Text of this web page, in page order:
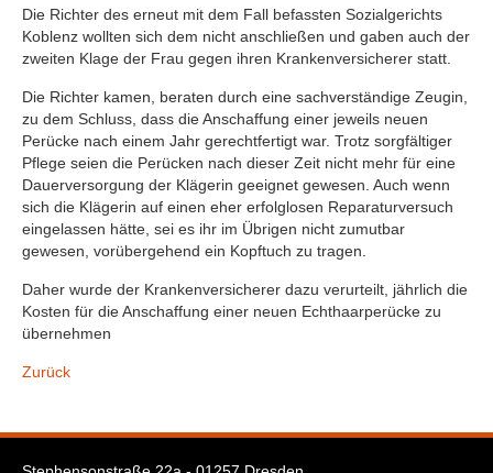
Die Richter des erneut mit dem Fall befassten Sozialgerichts
Koblenz wollten sich dem nicht anschließen und gaben auch der
zweiten Klage der Frau gegen ihren Krankenversicherer statt.
Die Richter kamen, beraten durch eine sachverständige Zeugin,
zu dem Schluss, dass die Anschaffung einer jeweils neuen
Perücke nach einem Jahr gerechtfertigt war. Trotz sorgfältiger
Pflege seien die Perücken nach dieser Zeit nicht mehr für eine
Dauerversorgung der Klägerin geeignet gewesen. Auch wenn
sich die Klägerin auf einen eher erfolglosen Reparaturversuch
eingelassen hätte, sei es ihr im Übrigen nicht zumutbar
gewesen, vorübergehend ein Kopftuch zu tragen.
Daher wurde der Krankenversicherer dazu verurteilt, jährlich die
Kosten für die Anschaffung einer neuen Echthaarperücke zu
übernehmen
Zurück